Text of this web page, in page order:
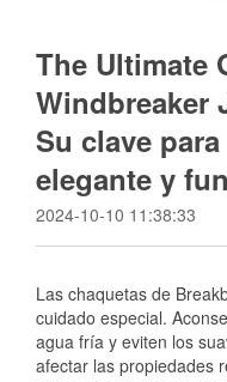
The Ultimate
Windbreaker
Su clave
elegante y
2024-10-10 11:38:33